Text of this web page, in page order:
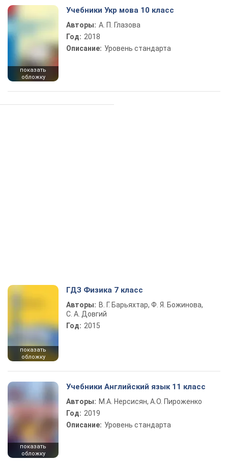
показать
обложку
Учебники Укр мова 10 класс
Авторы: А. П. Глазова
Год: 2018
Описание: Уровень стандарта
показать
обложку
ГДЗ Физика 7 класс
Авторы: В. Г. Барьяхтар, Ф. Я. Божинова,
С. А. Довгий
Год: 2015
показать
обложку
Учебники Английский язык 11 класс
Авторы: М.А. Нерсисян, А.О. Пироженко
Год: 2019
Описание: Уровень стандарта